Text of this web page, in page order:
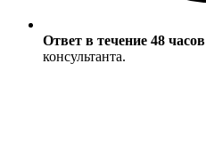
Ответ в течение 48 часов
консультанта.